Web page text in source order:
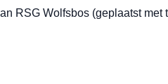
RSG Wolfsbos (geplaatst met